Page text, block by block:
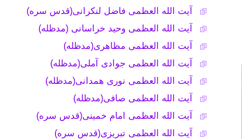
آیت الله العظمی فاضل لنکرانی(قدس سره)
آیت الله العظمی وحید خراسانی (مدظله)
آیت الله العظمی مظاهری(مدظله)
آیت الله العظمی جوادی آملی(مدظله)
آیت الله العظمی نوری همدانی(مدظله)
آیت الله العظمی صافی(مدظله)
آیت الله العظمی امام خمینی(قدس سره)
آیت الله العظمی تبریزی(قدس سره)